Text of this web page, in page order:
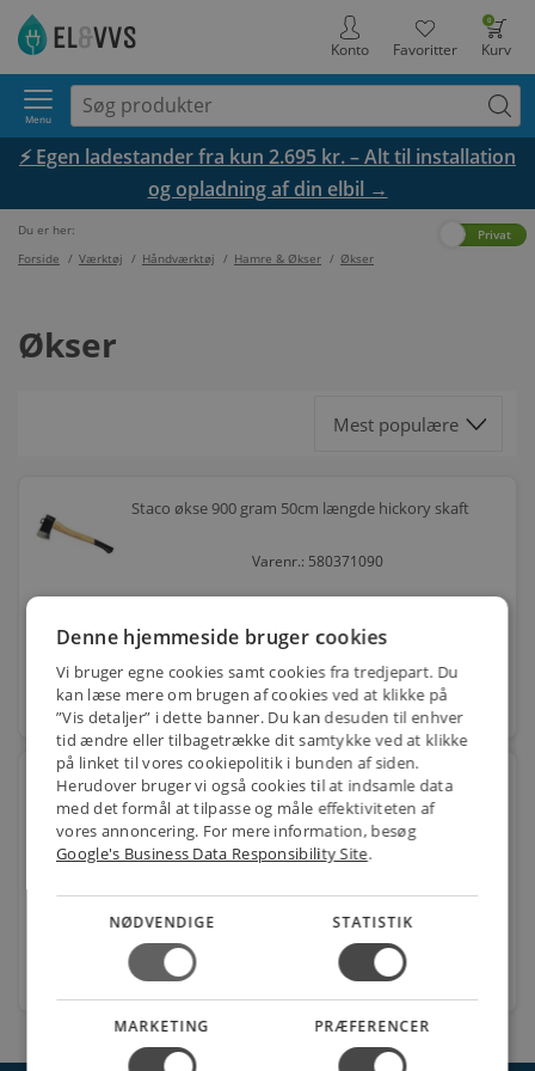
0
Kurv
Favoritter
Konto
Menu
⚡ Egen ladestander fra kun 2.695 kr. – Alt til installation
og opladning af din elbil →
Du er her:
Forside / Værktøj / Håndværktøj / Hamre & Økser / Økser
Privat
Økser
Staco økse 900 gram 50cm længde hickory skaft
Varenr.: 580371090
164,00
stk.
Hultafors Håndøkse 600 gram
Varenr.: 580372181
Denne hjemmeside bruger cookies
Vi bruger egne cookies samt cookies fra tredjepart. Du
kan læse mere om brugen af cookies ved at klikke på
”Vis detaljer” i dette banner. Du kan desuden til enhver
tid ændre eller tilbagetrække dit samtykke ved at klikke
på linket til vores cookiepolitik i bunden af siden.
Herudover bruger vi også cookies til at indsamle data
med det formål at tilpasse og måle effektiviteten af
vores annoncering. For mere information, besøg
Google's Business Data Responsibility Site.
NØDVENDIGE STATISTIK
MARKETING PRÆFERENCER